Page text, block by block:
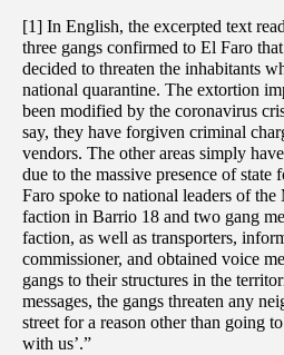
[1] In English, the excerpted text
three gangs confirmed to El Faro
decided to threaten the inhabitants
national quarantine. The extortion
been modified by the coronavirus
say, they have forgiven criminal
vendors. The other areas simply
due to the massive presence of
Faro spoke to national leaders of
faction in Barrio 18 and two gang
faction, as well as transporters,
commissioner, and obtained voice
gangs to their structures in the
messages, the gangs threaten any
street for a reason other than going
with us’.”